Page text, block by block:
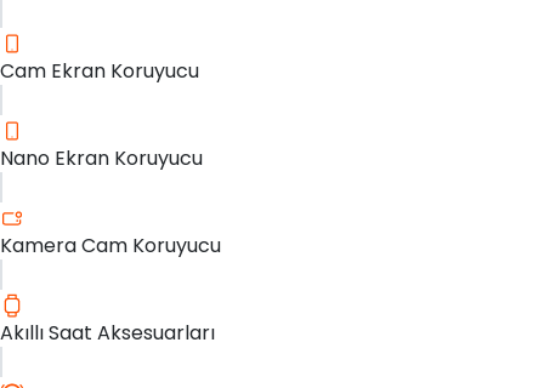
Cam Ekran Koruyucu
Nano Ekran Koruyucu
Kamera Cam Koruyucu
Akıllı Saat Aksesuarları